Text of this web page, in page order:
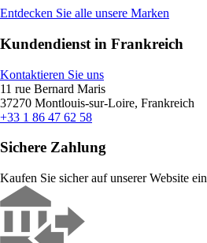
Entdecken Sie alle unsere Marken
Kundendienst in Frankreich
Kontaktieren Sie uns
11 rue Bernard Maris
37270 Montlouis-sur-Loire, Frankreich
+33 1 86 47 62 58
Sichere Zahlung
Kaufen Sie sicher auf unserer Website ein